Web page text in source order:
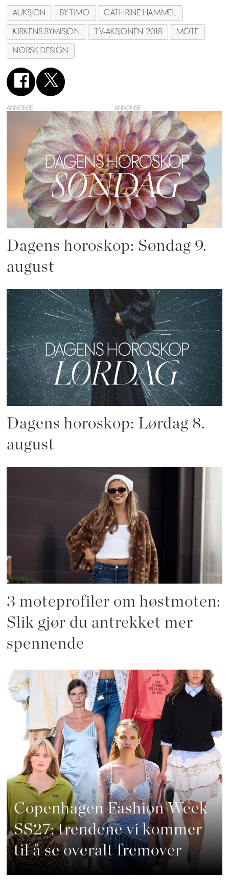
AUKSJON BY TIMO
CATHRINE HAMMEL
KIRKENS BYMISJON
TV-AKSJONEN 2018
MOTE
NORSK DESIGN
ANNONSE
Dagens horoskop: Søndag 9.
august
Dagens horoskop: Lørdag 8.
august
3 moteprofiler om høstmoten:
Slik gjør du antrekket mer
spennende
Copenhagen Fashion Week
SS27: trendene vi kommer
til å se overalt fremover